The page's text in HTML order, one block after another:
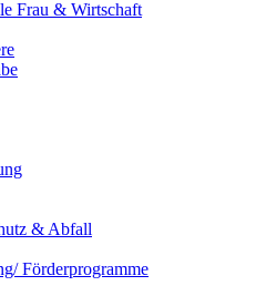
Frau & Wirtschaft
& Abfall
Förderprogramme